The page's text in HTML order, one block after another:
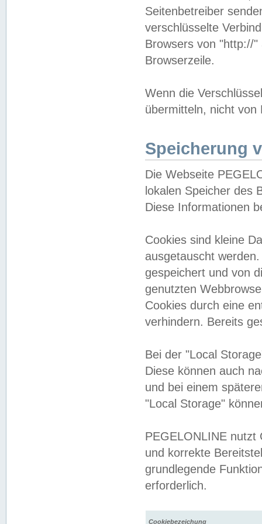
Seitenbetreiber
verschlüsselte
Browsers von "http://
Browserzeile.
Wenn die
übermitteln, nicht von
Speicherung
Die Webseite
lokalen Speicher des
Diese Informationen
Cookies sind kleine
ausgetauscht
gespeichert und von
genutzten
Cookies durch eine
verhindern. Bereits
Bei der "Local
Diese können auch
und bei einem
"Local Storage"
PEGELONLINE nutzt
und korrekte
grundlegende
erforderlich.
Cookiebezeichung